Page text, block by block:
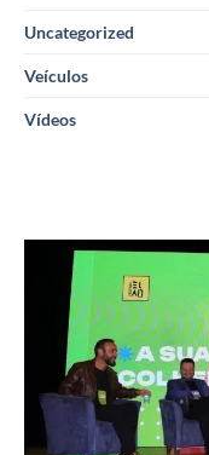
Uncategorized
Veículos
Vídeos